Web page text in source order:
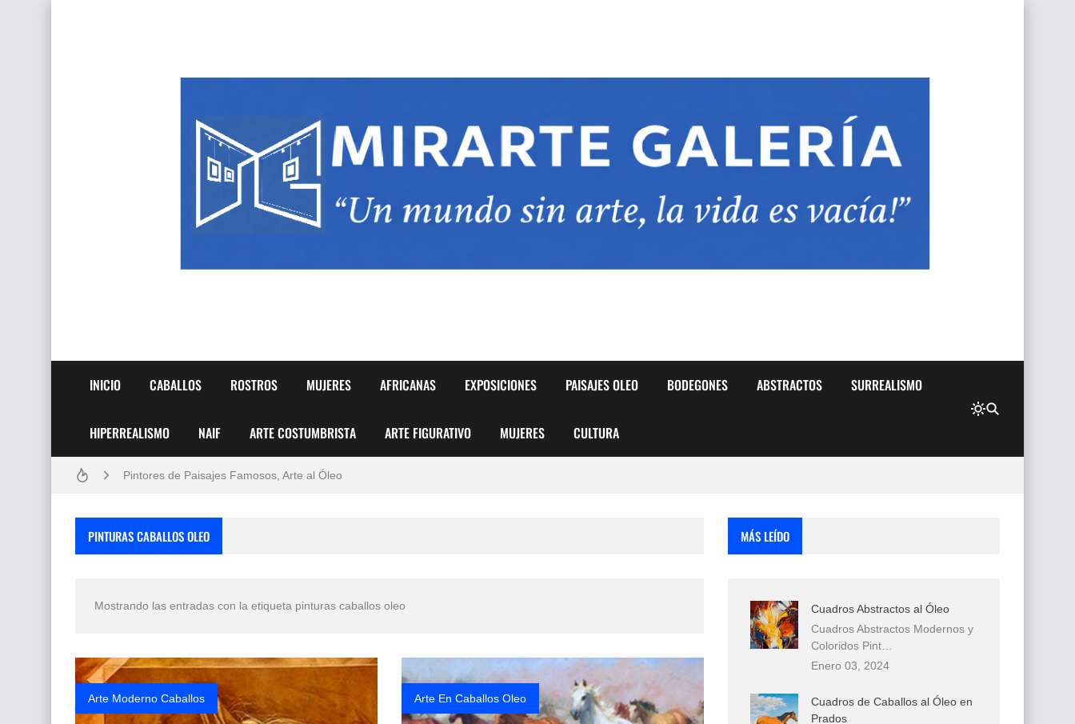
INICIO CABALLOS ROSTROS MUJERES AFRICANAS EXPOSICIONES PAISAJES OLEO BODEGONES ABSTRACTOS SURREALISMO
HIPERREALISMO NAIF ARTE COSTUMBRISTA ARTE FIGURATIVO MUJERES CULTURA
Frutas y Flores Para Colorear Imágenes
Pintores de Paisajes Famosos, Arte al Óleo
Rostros Bellos, La Perfección del Dibujo A Lápiz, Biryulina Vita
Fotos Artísticas de las Actrices de Hollywood Más Bellas del Mundo
PINTURAS CABALLOS OLEO
Mostrando las entradas con la etiqueta pinturas caballos oleo
Arte Moderno Caballos Arte En Caballos Oleo
MÁS LEÍDO
Cuadros Abstractos al Óleo
Cuadros Abstractos Modernos y
Coloridos Pint…
Enero 03, 2024
Cuadros de Caballos al Óleo en
Prados